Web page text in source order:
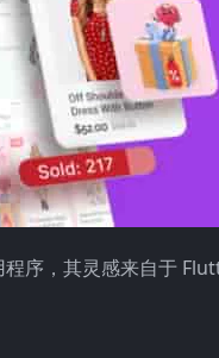
序，其灵感来自于